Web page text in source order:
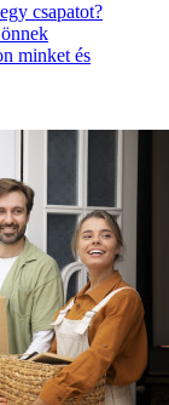
csapatot?
minket és